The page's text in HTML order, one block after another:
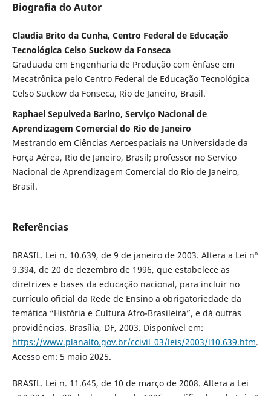
Biografia do Autor
Claudia Brito da Cunha, Centro Federal de Educação
Tecnológica Celso Suckow da Fonseca
Graduada em Engenharia de Produção com ênfase em
Mecatrônica pelo Centro Federal de Educação Tecnológica
Celso Suckow da Fonseca, Rio de Janeiro, Brasil.
Raphael Sepulveda Barino, Serviço Nacional de
Aprendizagem Comercial do Rio de Janeiro
Mestrando em Ciências Aeroespaciais na Universidade da
Força Aérea, Rio de Janeiro, Brasil; professor no Serviço
Nacional de Aprendizagem Comercial do Rio de Janeiro,
Brasil.
Referências
BRASIL. Lei n. 10.639, de 9 de janeiro de 2003. Altera a Lei nº
9.394, de 20 de dezembro de 1996, que estabelece as
diretrizes e bases da educação nacional, para incluir no
currículo oficial da Rede de Ensino a obrigatoriedade da
temática “História e Cultura Afro-Brasileira”, e dá outras
providências. Brasília, DF, 2003. Disponível em:
https://www.planalto.gov.br/ccivil_03/leis/2003/l10.639.htm.
Acesso em: 5 maio 2025.
BRASIL. Lei n. 11.645, de 10 de março de 2008. Altera a Lei